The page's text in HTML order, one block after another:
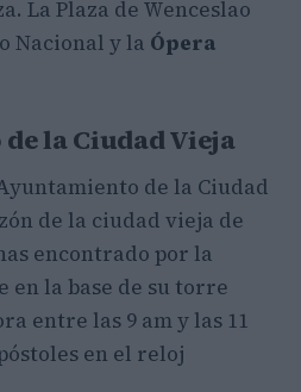
La Plaza de Wenceslao
Nacional y la Ópera
la Ciudad Vieja
de la Ciudad
de la ciudad vieja de
encontrado por la
en la base de su torre
entre las 9 am y las 11
en el reloj